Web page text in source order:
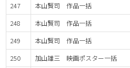
247
本山賢司 作品一括
248
本山賢司 作品一括
249
本山賢司 作品一括
250
加山雄三 映画ポスター一括